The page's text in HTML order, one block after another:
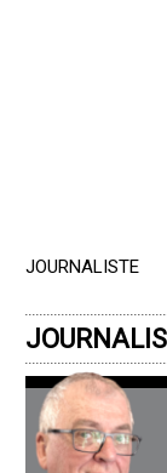
JOURNALISTE